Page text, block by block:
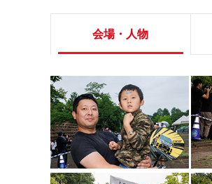
会場・人物